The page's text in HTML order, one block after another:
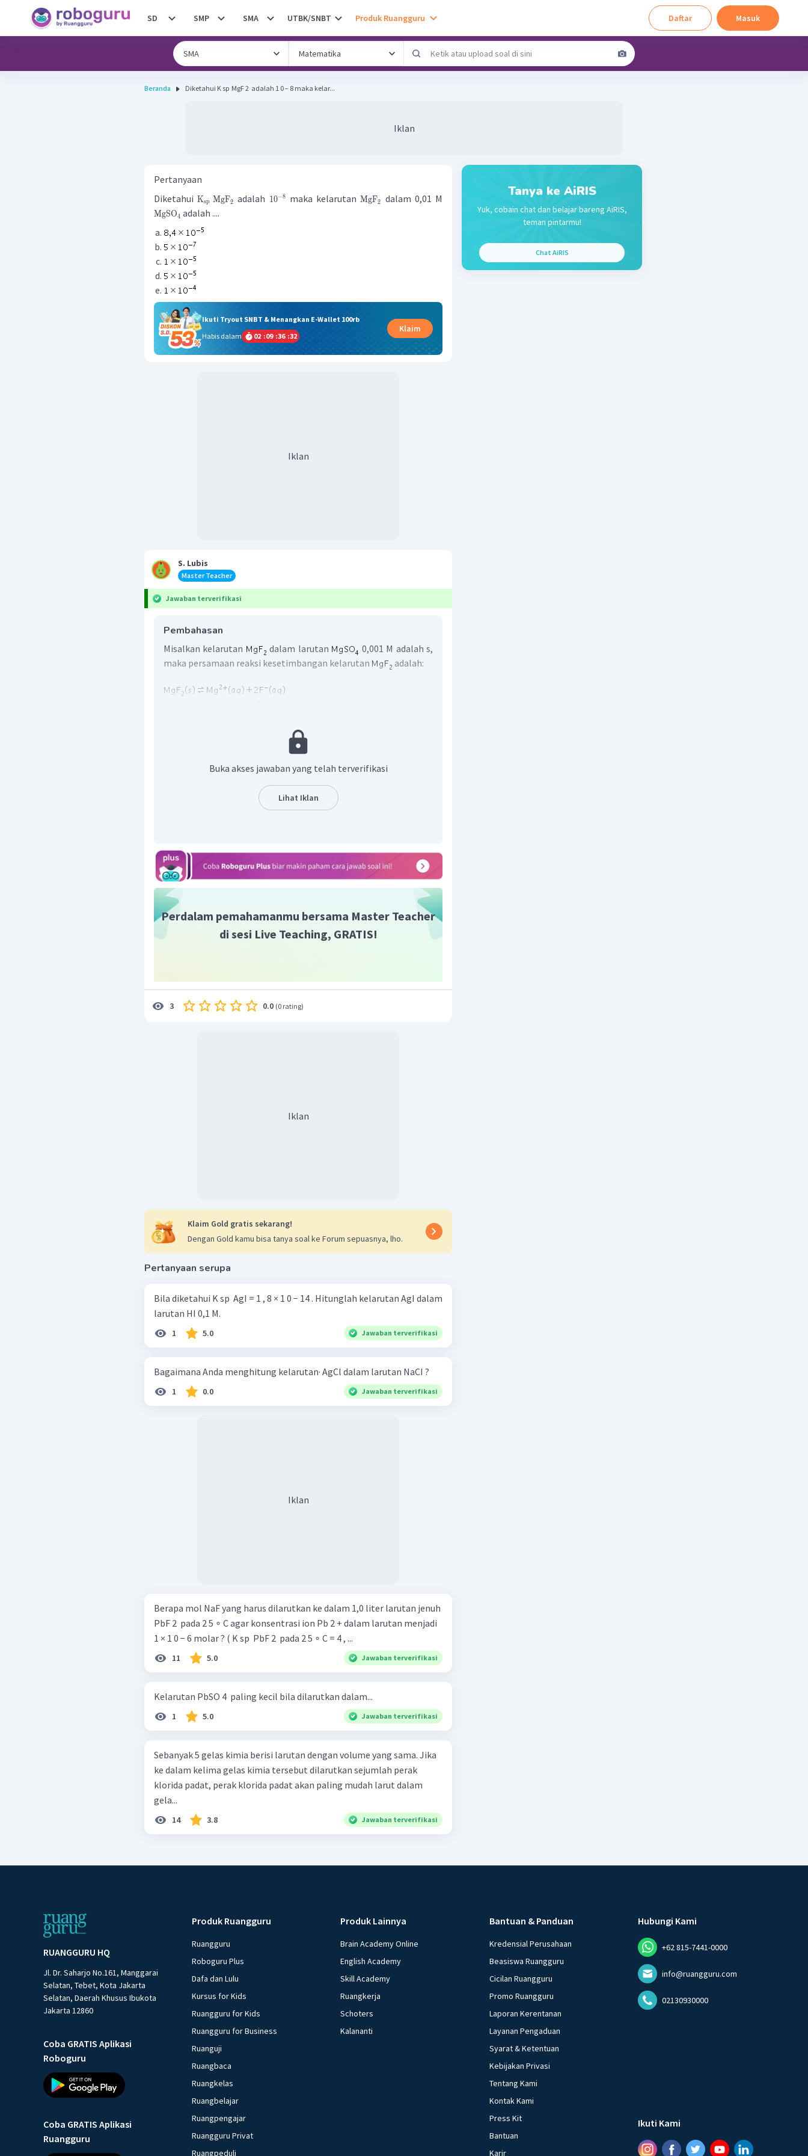
SD SMP SMA UTBK/SNBT Produk Ruangguru Daftar Masuk
Beranda Diketahui K sp ​ MgF 2 ​ adalah 1 0 − 8 maka kelar...
Iklan
Pertanyaan
DiketahuiKsp MgF2 adalah 10−8 maka kelarutanMgF2 dalam 0,01 M
MgSO4 adalah ....
Ikuti Tryout SNBT & Menangkan E-Wallet 100rb
Habis dalam
02 :09 :36 :31
Klaim
Iklan
S. Lubis
Master Teacher
Jawaban terverifikasi
Pembahasan
Misalkan kelarutan dalam larutan
0,001 M adalah s,
maka persamaan reaksi kesetimbangan kelarutan
adalah:
Reaksi yang terjadi pada larutan
Maka dalam sistem terdapat:
dibandingkan
yang berasal dari , maka
yang
berasal dari
dapat diabaikan. Dengan demikian dapat kita
anggap:
sehingga
Buka akses jawaban yang telah terverifikasi
Lihat Iklan
Perdalam pemahamanmu bersama Master Teacher
di sesi Live Teaching, GRATIS!
3 0.0 (0 rating)
Iklan
Klaim Gold gratis sekarang!
Dengan Gold kamu bisa tanya soal ke Forum sepuasnya, lho.
Pertanyaan serupa
Bila diketahui K sp ​ AgI = 1 , 8 × 1 0 − 14 . Hitunglah kelarutan AgI dalam
larutan HI 0,1 M.
1 5.0 Jawaban terverifikasi
Bagaimana Anda menghitung kelarutan· AgCl dalam larutan NaCI ?
1 0.0 Jawaban terverifikasi
Iklan
Berapa mol NaF yang harus dilarutkan ke dalam 1,0 liter larutan jenuh
PbF 2 ​ pada 2 5 ∘ C agar konsentrasi ion Pb 2 + dalam larutan menjadi
1 × 1 0 − 6 molar ? ( K sp ​ PbF 2 ​ pada 2 5 ∘ C = 4 , ...
11 5.0 Jawaban terverifikasi
Kelarutan PbSO 4 ​ paling kecil bila dilarutkan dalam...
1 5.0 Jawaban terverifikasi
Sebanyak 5 gelas kimia berisi larutan dengan volume yang sama. Jika
ke dalam kelima gelas kimia tersebut dilarutkan sejumlah perak
klorida padat, perak klorida padat akan paling mudah larut dalam
gela...
14 3.8 Jawaban terverifikasi
Tanya ke AiRIS
Yuk, cobain chat dan belajar bareng AiRIS,
teman pintarmu!
Chat AiRIS
RUANGGURU HQ
Jl. Dr. Saharjo No.161, Manggarai
Selatan, Tebet, Kota Jakarta
Selatan, Daerah Khusus Ibukota
Jakarta 12860
Coba GRATIS Aplikasi
Roboguru
Coba GRATIS Aplikasi
Ruangguru
Produk Ruangguru
Ruangguru
Roboguru Plus
Dafa dan Lulu
Kursus for Kids
Ruangguru for Kids
Ruangguru for Business
Ruanguji
Ruangbaca
Ruangkelas
Ruangbelajar
Ruangpengajar
Ruangguru Privat
Ruangpeduli
Produk Lainnya
Brain Academy Online
English Academy
Skill Academy
Ruangkerja
Schoters
Kalananti
Bantuan & Panduan
Kredensial Perusahaan
Beasiswa Ruangguru
Cicilan Ruangguru
Promo Ruangguru
Laporan Kerentanan
Layanan Pengaduan
Syarat & Ketentuan
Kebijakan Privasi
Tentang Kami
Kontak Kami
Press Kit
Bantuan
Karir
Hubungi Kami
+62 815-7441-0000
info@ruangguru.com
02130930000
Ikuti Kami